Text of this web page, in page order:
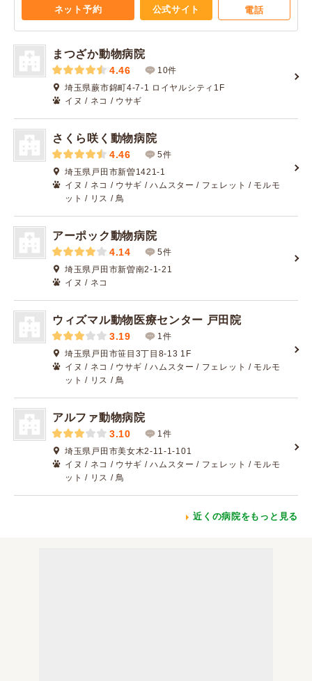
ネット予約 公式サイト 電話
まつざか動物病院
4.46
10件
埼玉県蕨市錦町4-7-1 ロイヤルシティ1F
イヌ / ネコ / ウサギ
さくら咲く動物病院
4.46
5件
埼玉県戸田市新曽1421-1
イヌ / ネコ / ウサギ / ハムスター / フェレット / モルモ
ット / リス / 鳥
アーポック動物病院
4.14
5件
埼玉県戸田市新曽南2-1-21
イヌ / ネコ
ウィズマル動物医療センター 戸田院
3.19
1件
埼玉県戸田市笹目3丁目8-13 1F
イヌ / ネコ / ウサギ / ハムスター / フェレット / モルモ
ット / リス / 鳥
アルファ動物病院
3.10
1件
埼玉県戸田市美女木2-11-1-101
イヌ / ネコ / ウサギ / ハムスター / フェレット / モルモ
ット / リス / 鳥
近くの病院をもっと見る